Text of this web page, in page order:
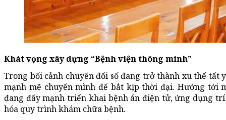
Khát vọng xây dựng “Bệnh viện thông minh”
Trong bối cảnh chuyển đổi số đang trở thành xu thế tất
mạnh mẽ chuyển mình để bắt kịp thời đại. Hướng tới
đang đẩy mạnh triển khai bệnh án điện tử, ứng dụng
hóa quy trình khám chữa bệnh.